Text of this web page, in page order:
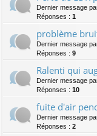
Dernier message
Réponses : 1
problème
Dernier message
Réponses : 9
Ralenti qui
Dernier message
Réponses : 10
fuite d'air
Dernier message
Réponses : 2